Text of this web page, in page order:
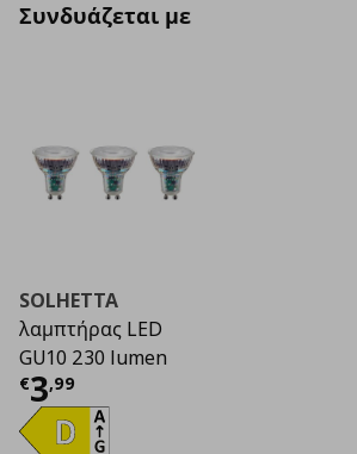
Συνδυάζεται με
SOLHETTA
λαμπτήρας LED
GU10 230 lumen
€3,99
Τρέχουσα τιμή